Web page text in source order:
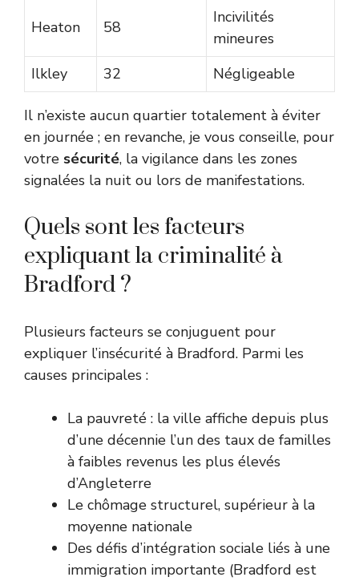
Heaton 58
Incivilités
mineures
Ilkley
32 Négligeable
Il n’existe aucun quartier totalement à éviter
en journée ; en revanche, je vous conseille, pour
votre sécurité, la vigilance dans les zones
signalées la nuit ou lors de manifestations.
Quels sont les facteurs
expliquant la criminalité à
Bradford ?
Plusieurs facteurs se conjuguent pour
expliquer l’insécurité à Bradford. Parmi les
causes principales :
La pauvreté : la ville affiche depuis plus
d’une décennie l’un des taux de familles
à faibles revenus les plus élevés
d’Angleterre
Le chômage structurel, supérieur à la
moyenne nationale
Des défis d’intégration sociale liés à une
immigration importante (Bradford est